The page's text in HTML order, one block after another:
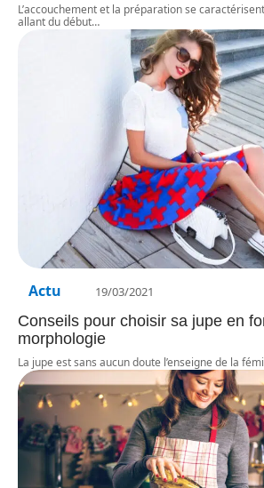
L’accouchement et la préparation se
allant du début…
Actu 19/03/2021
Conseils pour choisir sa jupe en
morphologie
La jupe est sans aucun doute l’enseigne de la